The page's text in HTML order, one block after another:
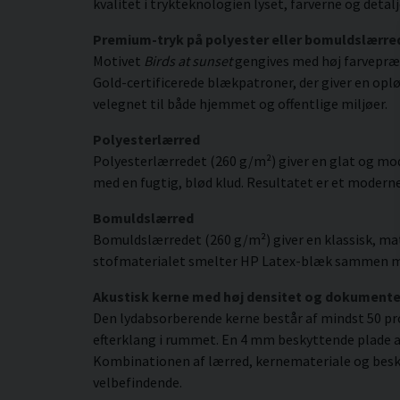
Premium-tryk på polyester eller
Motivet Birds at sunsetgengives med høj
Gold-certificerede blækpatroner, der giver en
velegnet til både hjemmet og offentlige miljøer.
Polyesterlærred
Polyesterlærredet (260 g/m²) giver en glat og
med en fugtig, blød klud. Resultatet er et
Bomuldslærred
Bomuldslærredet (260 g/m²) giver en klassisk,
stofmaterialet smelter HP Latex-blæk sammen
Akustisk kerne med høj densitet og
Den lydabsorberende kerne består af mindst 50
efterklang i rummet. En 4 mm beskyttende
Kombinationen af lærred, kernemateriale og
velbefindende.